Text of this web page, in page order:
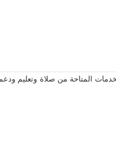
طرق الوصول بدقة، الخدمات المتاحة من صلاة